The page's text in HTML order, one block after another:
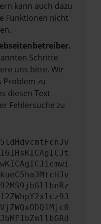
kann auch dazu
Funktionen nicht
Schritte
uns bitte. Wir
Problem zu
diesen Text
Fehlersuche zu